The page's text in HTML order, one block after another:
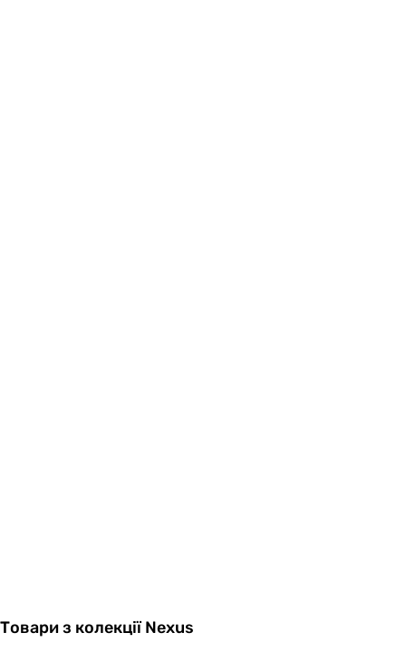
Товари з колекції Nexus